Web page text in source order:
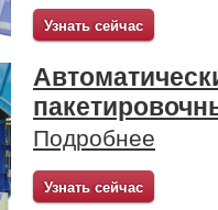
Узнать сейчас
Подробнее
Узнать сейчас